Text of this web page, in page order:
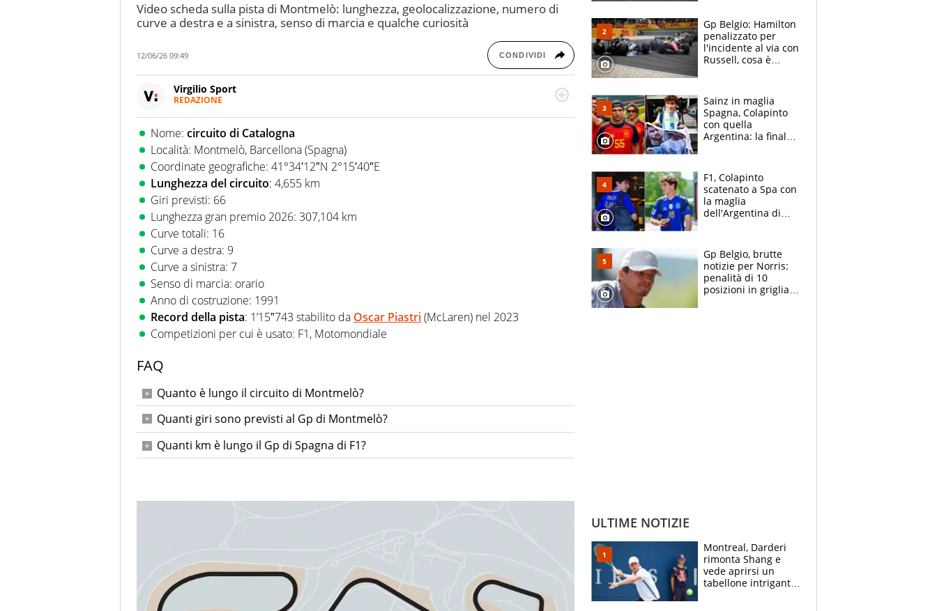
Video scheda sulla pista di Montmelò: lunghezza, geolocalizzazione, numero di
curve a destra e a sinistra, senso di marcia e qualche curiosità
12/06/26 09:49 CONDIVIDI
Virgilio Sport
REDAZIONE
sport. Calcio, calciomercato, F1, Motomondiale ma anche tennis, volley, basket: su
Virgilio Sport i tifosi e gli appassionati sanno che troveranno sempre copertura
completa e zero faziosità. La squadra di Virgilio Sport è formata da giornalisti ed
esperti di sport abili sia nel gioco di rimessa quando intercettano le notizie e le
rilanciano verso la rete, sia nella costruzione dal basso quando creano contenuti
100% originali ed esclusivi.
Nome: circuito di Catalogna
Località: Montmelò, Barcellona (Spagna)
Coordinate geografiche: 41°34′12″N 2°15′40″E
Lunghezza del circuito: 4,655 km
Giri previsti: 66
Lunghezza gran premio 2026: 307,104 km
Curve totali: 16
Curve a destra: 9
Curve a sinistra: 7
Senso di marcia: orario
Anno di costruzione: 1991
Record della pista: 1’15″743 stabilito da Oscar Piastri(McLaren) nel 2023
Competizioni per cui è usato: F1, Motomondiale
FAQ
Quanto è lungo il circuito di Montmelò?
4,655 km
Quanti giri sono previsti al Gp di Montmelò?
66 Quanti km è lungo il Gp di Spagna di F1?
2021
Gp Belgio: Hamilton
penalizzato per
l'incidente al via con
Russell, cosa è
Sainz in maglia
Spagna, Colapinto
con quella
Argentina: la finale
vede l'ora
F1, Colapinto
scatenato a Spa con
la maglia
dell'Argentina di
le parolacce"
Gp Belgio, brutte
notizie per Norris:
penalità di 10
posizioni in griglia,
ULTIME NOTIZIE
Montreal, Darderi
rimonta Shang e
vede aprirsi un
tabellone intrigante: